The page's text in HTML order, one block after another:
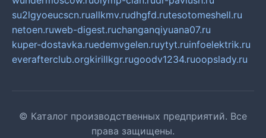
su2lgyoeucscn.ruallkmv.rudhgfd.rutesotomeshell.ru
netoen.ruweb-digest.ruchanganqiyuana07.ru
kuper-dostavka.ruedemvgelen.ruytyt.ruinfoelektrik.ru
everafterclub.orgkirillkgr.rugoodv1234.ruoopslady.ru
© Каталог производственных предприятий. Все
права защищены.